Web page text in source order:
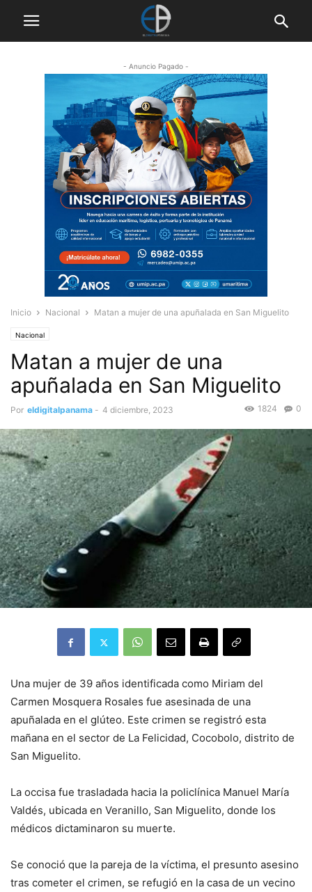
- Anuncio Pagado -
Inicio Nacional Matan a mujer de una apuñalada en San Miguelito
Nacional
Matan a mujer de una
apuñalada en San Miguelito
Por eldigitalpanama - 4 diciembre, 2023 0
1824
Una mujer de 39 años identificada como Miriam del
Carmen Mosquera Rosales fue asesinada de una
apuñalada en el glúteo. Este crimen se registró esta
mañana en el sector de La Felicidad, Cocobolo, distrito de
San Miguelito.
La occisa fue trasladada hacia la policlínica Manuel María
Valdés, ubicada en Veranillo, San Miguelito, donde los
médicos dictaminaron su muerte.
Se conoció que la pareja de la víctima, el presunto asesino
tras cometer el crimen, se refugió en la casa de un vecino